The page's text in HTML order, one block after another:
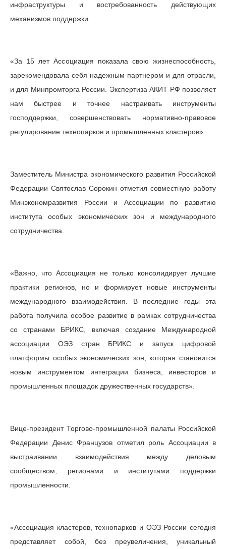
инфраструктуры и востребованность действующих
механизмов поддержки.
«За 15 лет Ассоциация показала свою жизнеспособность,
зарекомендовала себя надежным партнером и для отрасли,
и для Минпромторга России. Экспертиза АКИТ РФ позволяет
нам быстрее и точнее настраивать инструменты
господдержки, совершенствовать нормативно-правовое
регулирование технопарков и промышленных кластеров».
Заместитель Министра экономического развития Российской
Федерации Святослав Сорокин отметил совместную работу
Минэкономразвития России и Ассоциации по развитию
института особых экономических зон и международного
сотрудничества.
«Важно, что Ассоциация не только консолидирует лучшие
практики регионов, но и формирует новые инструменты
международного взаимодействия. В последние годы эта
работа получила особое развитие в рамках сотрудничества
со странами БРИКС, включая создание Международной
ассоциации ОЭЗ стран БРИКС и запуск цифровой
платформы особых экономических зон, которая становится
новым инструментом интеграции бизнеса, инвесторов и
промышленных площадок дружественных государств».
Вице-президент Торгово-промышленной палаты Российской
Федерации Денис Французов отметил роль Ассоциации в
выстраивании взаимодействия между деловым
сообществом, регионами и институтами поддержки
промышленности.
«Ассоциация кластеров, технопарков и ОЭЗ России сегодня
представляет собой, без преувеличения, уникальный